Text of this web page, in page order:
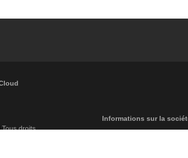
Footer menu
Informations sur la
droits